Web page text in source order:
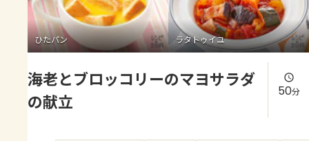
よくあるお問い合わせ
お買い物
AJINOMOTO PARK とは
ひたパン ラタトゥイユ
海老とブロッコリーのマヨサラダ
の献立
50分